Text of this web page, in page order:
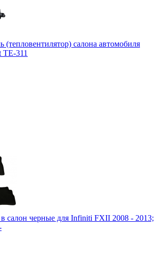
(тепловентилятор) салона автомобиля
311
салон черные для Infiniti FXII 2008 - 2013;